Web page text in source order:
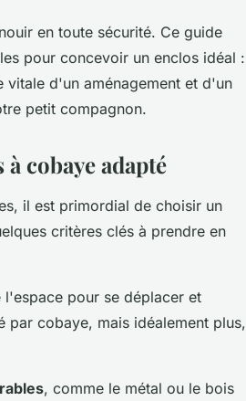
en toute sécurité. Ce guide
pour concevoir un enclos idéal :
d'un aménagement et d'un
petit compagnon.
cobaye adapté
il est primordial de choisir un
critères clés à prendre en
pour se déplacer et
par cobaye, mais idéalement plus,
, comme le métal ou le bois